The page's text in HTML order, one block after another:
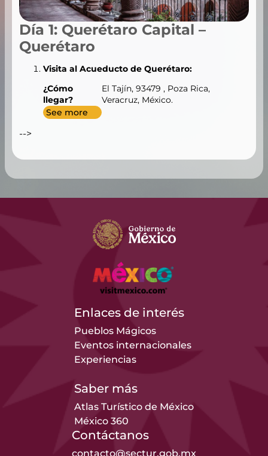
Día 1: Querétaro Capital –
Querétaro
Visita al Acueducto de Querétaro:
¿Cómo
llegar?
El Tajín, 93479 , Poza Rica,
Veracruz, México.
See more
-->
Enlaces de interés
Pueblos Mágicos
Eventos internacionales
Experiencias
Saber más
Atlas Turístico de México
México 360
Contáctanos
contacto@sectur.gob.mx